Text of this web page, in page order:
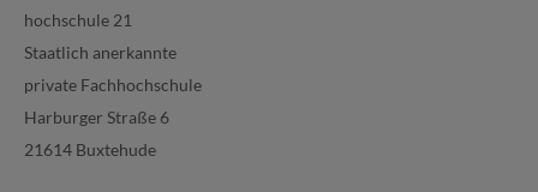
hochschule 21
Staatlich anerkannte
private Fachhochschule
Harburger Straße 6
21614 Buxtehude